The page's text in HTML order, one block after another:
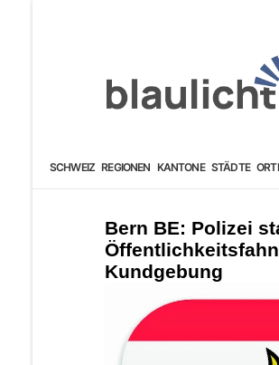
SCHWEIZ REGIONEN KANTONE STÄDTE
Bern BE: Polizei
Kundgebung